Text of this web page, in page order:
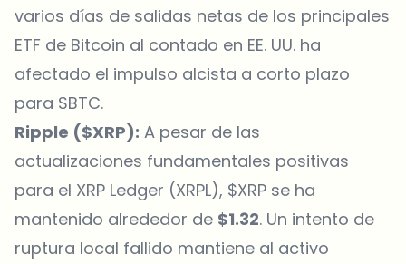
varios días de salidas netas de los principales
ETF de Bitcoin al contado en EE. UU. ha
afectado el impulso alcista a corto plazo
para $BTC.
Ripple ($XRP): A pesar de las
actualizaciones fundamentales positivas
para el XRP Ledger (XRPL), $XRP se ha
mantenido alrededor de $1.32. Un intento de
ruptura local fallido mantiene al activo